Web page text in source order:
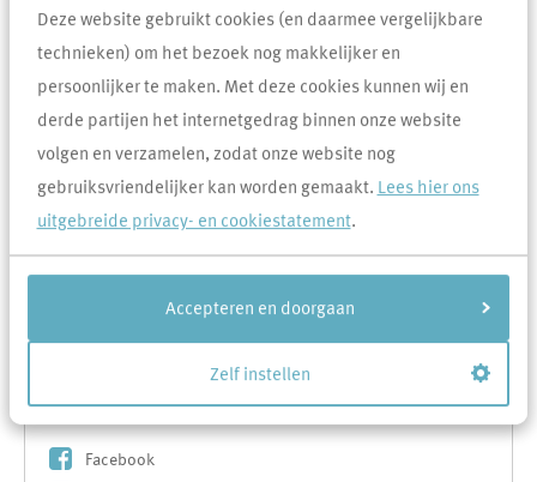
Deze website gebruikt cookies (en daarmee vergelijkbare
technieken) om het bezoek nog makkelijker en
persoonlijker te maken. Met deze cookies kunnen wij en
derde partijen het internetgedrag binnen onze website
volgen en verzamelen, zodat onze website nog
gebruiksvriendelijker kan worden gemaakt. Lees hier ons
uitgebreide privacy- en cookiestatement.
Accepteren en doorgaan
Zelf instellen
Via deze linkvind je ons jaarverslag van 2024. Hierin lees je hoe we
ons werk hebben aangepakt, waar we trots op zijn én waar we nog
willen groeien.
Delen...
Facebook